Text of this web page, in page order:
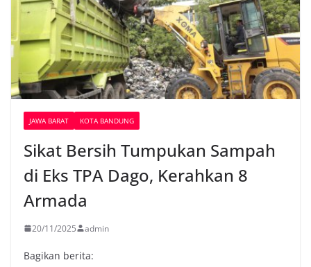
JAWA BARAT KOTA BANDUNG
Sikat Bersih Tumpukan Sampah
di Eks TPA Dago, Kerahkan 8
Armada
20/11/2025 admin
Bagikan berita: